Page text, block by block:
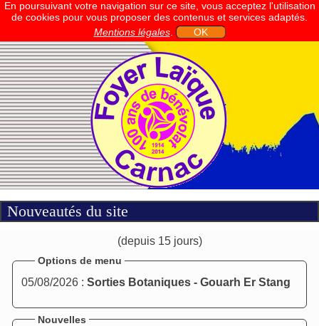
En poursuivant votre navigation sur ce site, vous acceptez l'utilisation
de cookies pour vous proposer des contenus et services adaptés.
Mentions légales. OK
Nouveautés du site
(depuis 15 jours)
Options de menu
05/08/2026 : Sorties Botaniques - Gouarh Er Stang
Nouvelles